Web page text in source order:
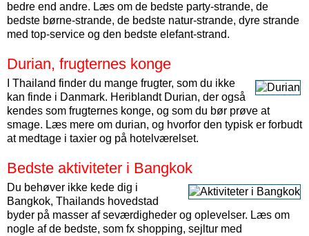
bedre end andre. Læs om de bedste party-strande, de
bedste børne-strande, de bedste natur-strande, dyre strande
med top-service og den bedste elefant-strand.
Durian, frugternes konge
I Thailand finder du mange frugter, som du ikke
kan finde i Danmark. Heriblandt Durian, der også
kendes som frugternes konge, og som du bør prøve at
smage. Læs mere om durian, og hvorfor den typisk er forbudt
at medtage i taxier og på hotelværelset.
Bedste aktiviteter i Bangkok
Du behøver ikke kede dig i
Bangkok, Thailands hovedstad
byder på masser af seværdigheder og oplevelser. Læs om
nogle af de bedste, som fx shopping, sejltur med